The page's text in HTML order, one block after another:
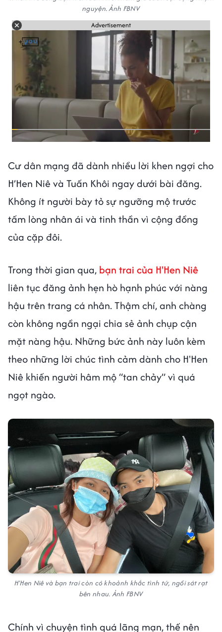
nguyện. Ảnh FBNV
Advertisement
Cư dân mạng đã dành nhiều lời khen ngợi cho
H’Hen Niê và Tuấn Khôi ngay dưới bài đăng.
Không ít người bày tỏ sự ngưỡng mộ trước
tấm lòng nhân ái và tinh thần vì cộng đồng
của cặp đôi.
Trong thời gian qua, bạn trai của H'Hen Niê
liên tục đăng ảnh hẹn hò hạnh phúc với nàng
hậu trên trang cá nhân. Thậm chí, anh chàng
còn không ngần ngại chia sẻ ảnh chụp cận
mặt nàng hậu. Những bức ảnh này luôn kèm
theo những lời chúc tình cảm dành cho H'Hen
Niê khiến người hâm mộ “tan chảy” vì quá
ngọt ngào.
H'Hen Niê và bạn trai còn có khoảnh khắc tình tứ, ngồi sát rạt
bên nhau. Ảnh FBNV
Chính vì chuyện tình quá lãng mạn, thế nên